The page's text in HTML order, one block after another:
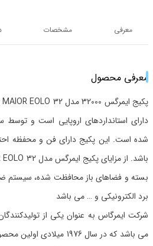
معرفی مشخصات
معرفی محصول
دارای استانداردهای اروپایی است و توسط
شده است. این پکیج دارای فن و محفظه
بسته و فضاهای باز محافظت شده، سیستم
برد الکترونیکی و … می باشد
شرکت ایمرگاس به عنوان یکی از
می باشد که در سال 1976